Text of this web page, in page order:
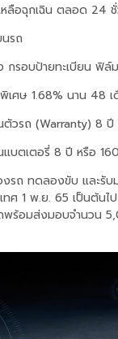
หลือฉุกเฉิน ตลอด 24
รถ
กรอบป้ายทะเบียน ฟิล์
เศษ 1.68% นาน 48 เ
ตัวรถ (Warranty) 8
แบตเตอรี่ 8 ปี หรือ
งรถ ทดลองขับ และรั
ศ 1 พ.ย. 65 เป็นต้นไป
พร้อมส่งมอบจำนวน